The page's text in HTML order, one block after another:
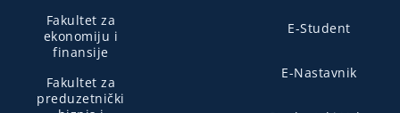
Fakultet za
ekonomiju i
finansije
Fakultet za
preduzetnički
E-Student
E-Nastavnik